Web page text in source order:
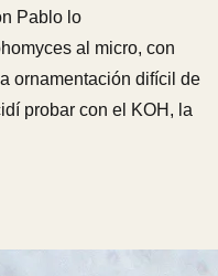
Pablo lo
al micro, con
ornamentación difícil de
probar con el KOH, la